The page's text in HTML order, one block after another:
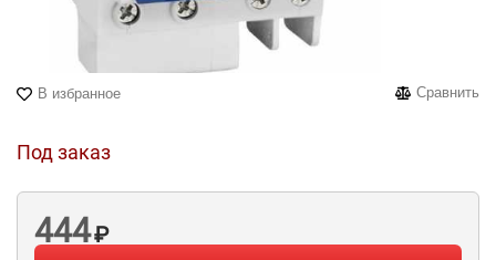
В избранное Сравнить
Под заказ
444₽